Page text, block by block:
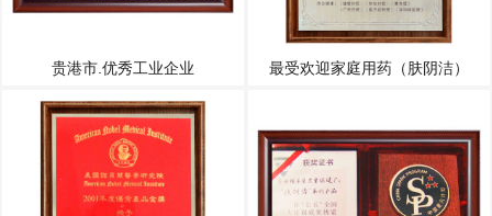
贵港市.优秀工业企业 最受欢迎家庭用药（肤阴洁）